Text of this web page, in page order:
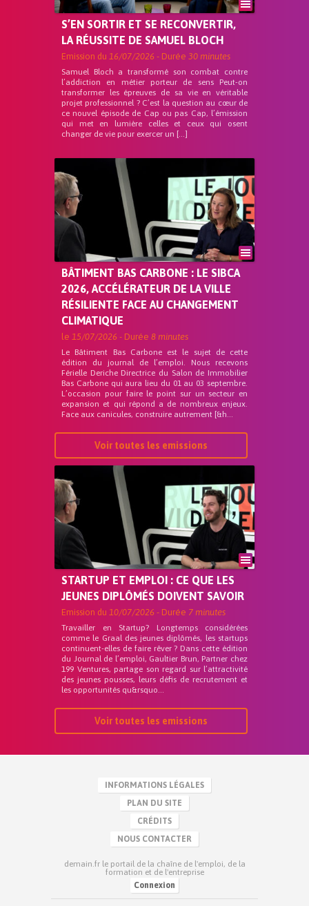
S’EN SORTIR ET SE RECONVERTIR,
LA RÉUSSITE DE SAMUEL BLOCH
Emission du 16/07/2026 - Durée 30 minutes
Samuel Bloch a transformé son combat contre
l’addiction en métier porteur de sens Peut-on
transformer les épreuves de sa vie en véritable
projet professionnel ? C’est la question au cœur de
ce nouvel épisode de Cap ou pas Cap, l’émission
qui met en lumière celles et ceux qui osent
changer de vie pour exercer un […]
BÂTIMENT BAS CARBONE : LE SIBCA
2026, ACCÉLÉRATEUR DE LA VILLE
RÉSILIENTE FACE AU CHANGEMENT
CLIMATIQUE
le 15/07/2026 - Durée 8 minutes
Le Bâtiment Bas Carbone est le sujet de cette
édition du journal de l’emploi. Nous recevons
Férielle Deriche Directrice du Salon de Immobilier
Bas Carbone qui aura lieu du 01 au 03 septembre.
L’occasion pour faire le point sur un secteur en
expansion et qui répond a de nombreux enjeux.
Face aux canicules, construire autrement [&h...
Voir toutes les emissions
STARTUP ET EMPLOI : CE QUE LES
JEUNES DIPLÔMÉS DOIVENT SAVOIR
Emission du 10/07/2026 - Durée 7 minutes
Travailler en Startup? Longtemps considérées
comme le Graal des jeunes diplômés, les startups
continuent-elles de faire rêver ? Dans cette édition
du Journal de l’emploi, Gaultier Brun, Partner chez
199 Ventures, partage son regard sur l’attractivité
des jeunes pousses, leurs défis de recrutement et
les opportunités qu&rsquo...
Voir toutes les emissions
INFORMATIONS LÉGALES
PLAN DU SITE
CRÉDITS
NOUS CONTACTER
demain.fr le portail de la chaîne de l'emploi, de la
formation et de l'entreprise
Connexion